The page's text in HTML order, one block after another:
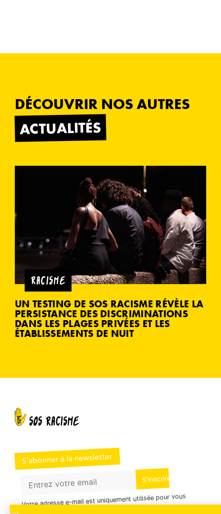
DÉCOUVRIR NOS AUTRES
ACTUALITÉS
RACISME
UN TESTING DE SOS RACISME RÉVÈLE LA
PERSISTANCE DES DISCRIMINATIONS
DANS LES PLAGES PRIVÉES ET LES
ÉTABLISSEMENTS DE NUIT
S’abonner à la newsletter
Votre adresse e-mail est uniquement utilisée pour vous